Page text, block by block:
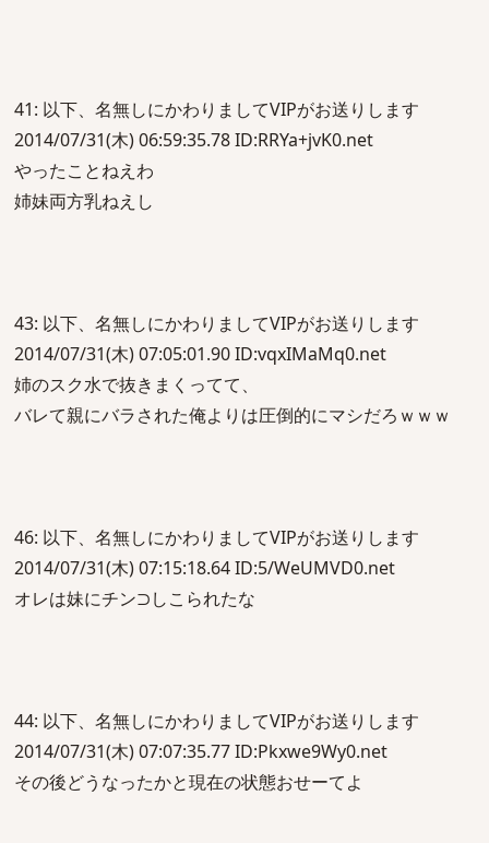
41: 以下、名無しにかわりましてVIPがお送りします
2014/07/31(木) 06:59:35.78 ID:RRYa+jvK0.net
やったことねえわ
姉妹両方乳ねえし
43: 以下、名無しにかわりましてVIPがお送りします
2014/07/31(木) 07:05:01.90 ID:vqxIMaMq0.net
姉のスク水で抜きまくってて、
バレて親にバラされた俺よりは圧倒的にマシだろｗｗｗ
46: 以下、名無しにかわりましてVIPがお送りします
2014/07/31(木) 07:15:18.64 ID:5/WeUMVD0.net
オレは妹にチン⊃しこられたな
44: 以下、名無しにかわりましてVIPがお送りします
2014/07/31(木) 07:07:35.77 ID:Pkxwe9Wy0.net
その後どうなったかと現在の状態おせーてよ